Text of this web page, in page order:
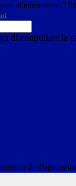
al nome utente?
di controllare la